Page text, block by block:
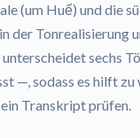
(um Huế) und die
der Tonrealisierung
sechs
—, sodass es hilft
Transkript prüfen.